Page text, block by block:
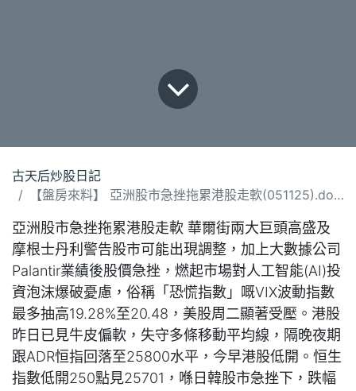
古天后炒股日記
【盤房來料】 亞洲股市急挫拖累港股走軟(051125).docx
亞洲股市急挫拖累港股走軟 華爾街兩大巨頭高盛及
摩根士丹利警告股市可能出現調整，加上大數據公司
Palantir業績後股價急挫，燃起市場對人工智能(AI)投
資泡沫爆破憂慮，俗稱「恐慌指數」嘅VIX波動指數
最多抽高19.28%至20.48，美股周二顯著受壓。港股
昨日已見牛皮偏軟，失守多條移動平均線，隔晚夜期
跟ADR恒指回落至25800水平，今早港股低開。恒生
指數低開250點見25701，喺日韓股市急挫下，跌幅